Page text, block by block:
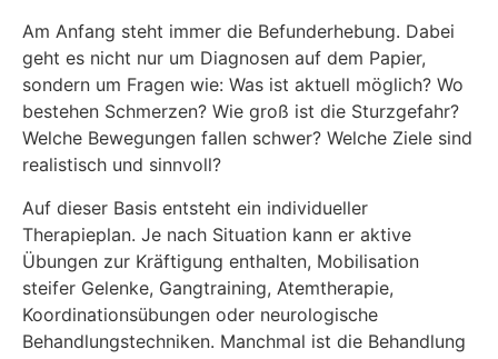
Am Anfang steht immer die Befunderhebung. Dabei
geht es nicht nur um Diagnosen auf dem Papier,
sondern um Fragen wie: Was ist aktuell möglich? Wo
bestehen Schmerzen? Wie groß ist die Sturzgefahr?
Welche Bewegungen fallen schwer? Welche Ziele sind
realistisch und sinnvoll?
Auf dieser Basis entsteht ein individueller
Therapieplan. Je nach Situation kann er aktive
Übungen zur Kräftigung enthalten, Mobilisation
steifer Gelenke, Gangtraining, Atemtherapie,
Koordinationsübungen oder neurologische
Behandlungstechniken. Manchmal ist die Behandlung